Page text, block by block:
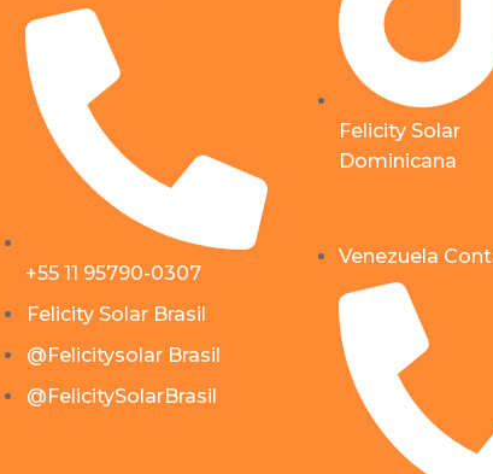
+55 11 95790-0307
Felicity Solar Brasil
@Felicitysolar Brasil
@FelicitySolarBrasil
Felicity Solar
Dominicana
Venezuela